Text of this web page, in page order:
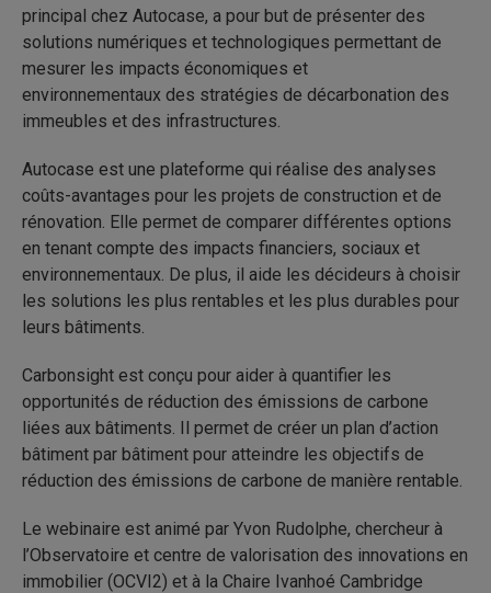
principal chez Autocase, a pour but de présenter des
solutions numériques et technologiques permettant de
mesurer les impacts économiques et
environnementaux des stratégies de décarbonation des
immeubles et des infrastructures.
Autocase est une plateforme qui réalise des analyses
coûts-avantages pour les projets de construction et de
rénovation. Elle permet de comparer différentes options
en tenant compte des impacts financiers, sociaux et
environnementaux. De plus, il aide les décideurs à choisir
les solutions les plus rentables et les plus durables pour
leurs bâtiments.
Carbonsight est conçu pour aider à quantifier les
opportunités de réduction des émissions de carbone
liées aux bâtiments. Il permet de créer un plan d’action
bâtiment par bâtiment pour atteindre les objectifs de
réduction des émissions de carbone de manière rentable.
Le webinaire est animé par Yvon Rudolphe, chercheur à
l’Observatoire et centre de valorisation des innovations en
immobilier (OCVI2) et à la Chaire Ivanhoé Cambridge